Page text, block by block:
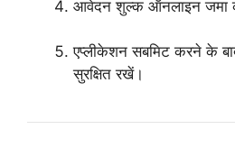
आवेदन शुल्क ऑनलाइन जमा
एप्लीकेशन सबमिट करने के
सुरक्षित रखें।